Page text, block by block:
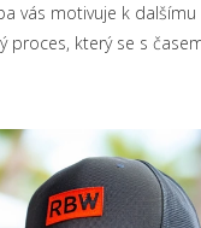
vás motivuje k
který se s